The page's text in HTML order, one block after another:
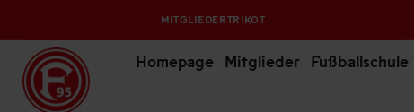
MITGLIEDERTRIKOT
Homepage Mitglieder Fußballschule